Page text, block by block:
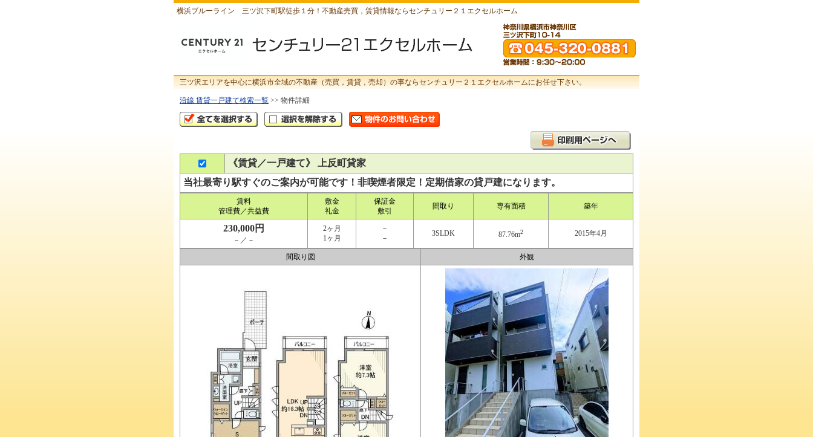
横浜ブルーライン 三ツ沢下町駅徒歩１分！不動産売買，賃貸情報ならセンチュリー２１エクセルホーム
三ツ沢エリアを中心に横浜市全域の不動産（売買，賃貸，売却）の事ならセンチュリー２１エクセルホームにお任せ下さい。
沿線 賃貸一戸建て検索一覧 >> 物件詳細
《賃貸／一戸建て》 上反町貸家
当社最寄り駅すぐのご案内が可能です！非喫煙者限定！定期借家の貸戸建になります。
賃料
管理費／共益費
敷金
礼金
保証金
敷引
間取り 専有面積 築年
230,000円
－／－
2ヶ月
1ヶ月
－
－
3SLDK 87.76m2 2015年4月
間取り図 外観